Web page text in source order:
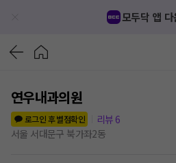
모두닥 앱
연우내과의원
로그인 후 별점확인
리뷰 6
서울 서대문구 북가좌2동